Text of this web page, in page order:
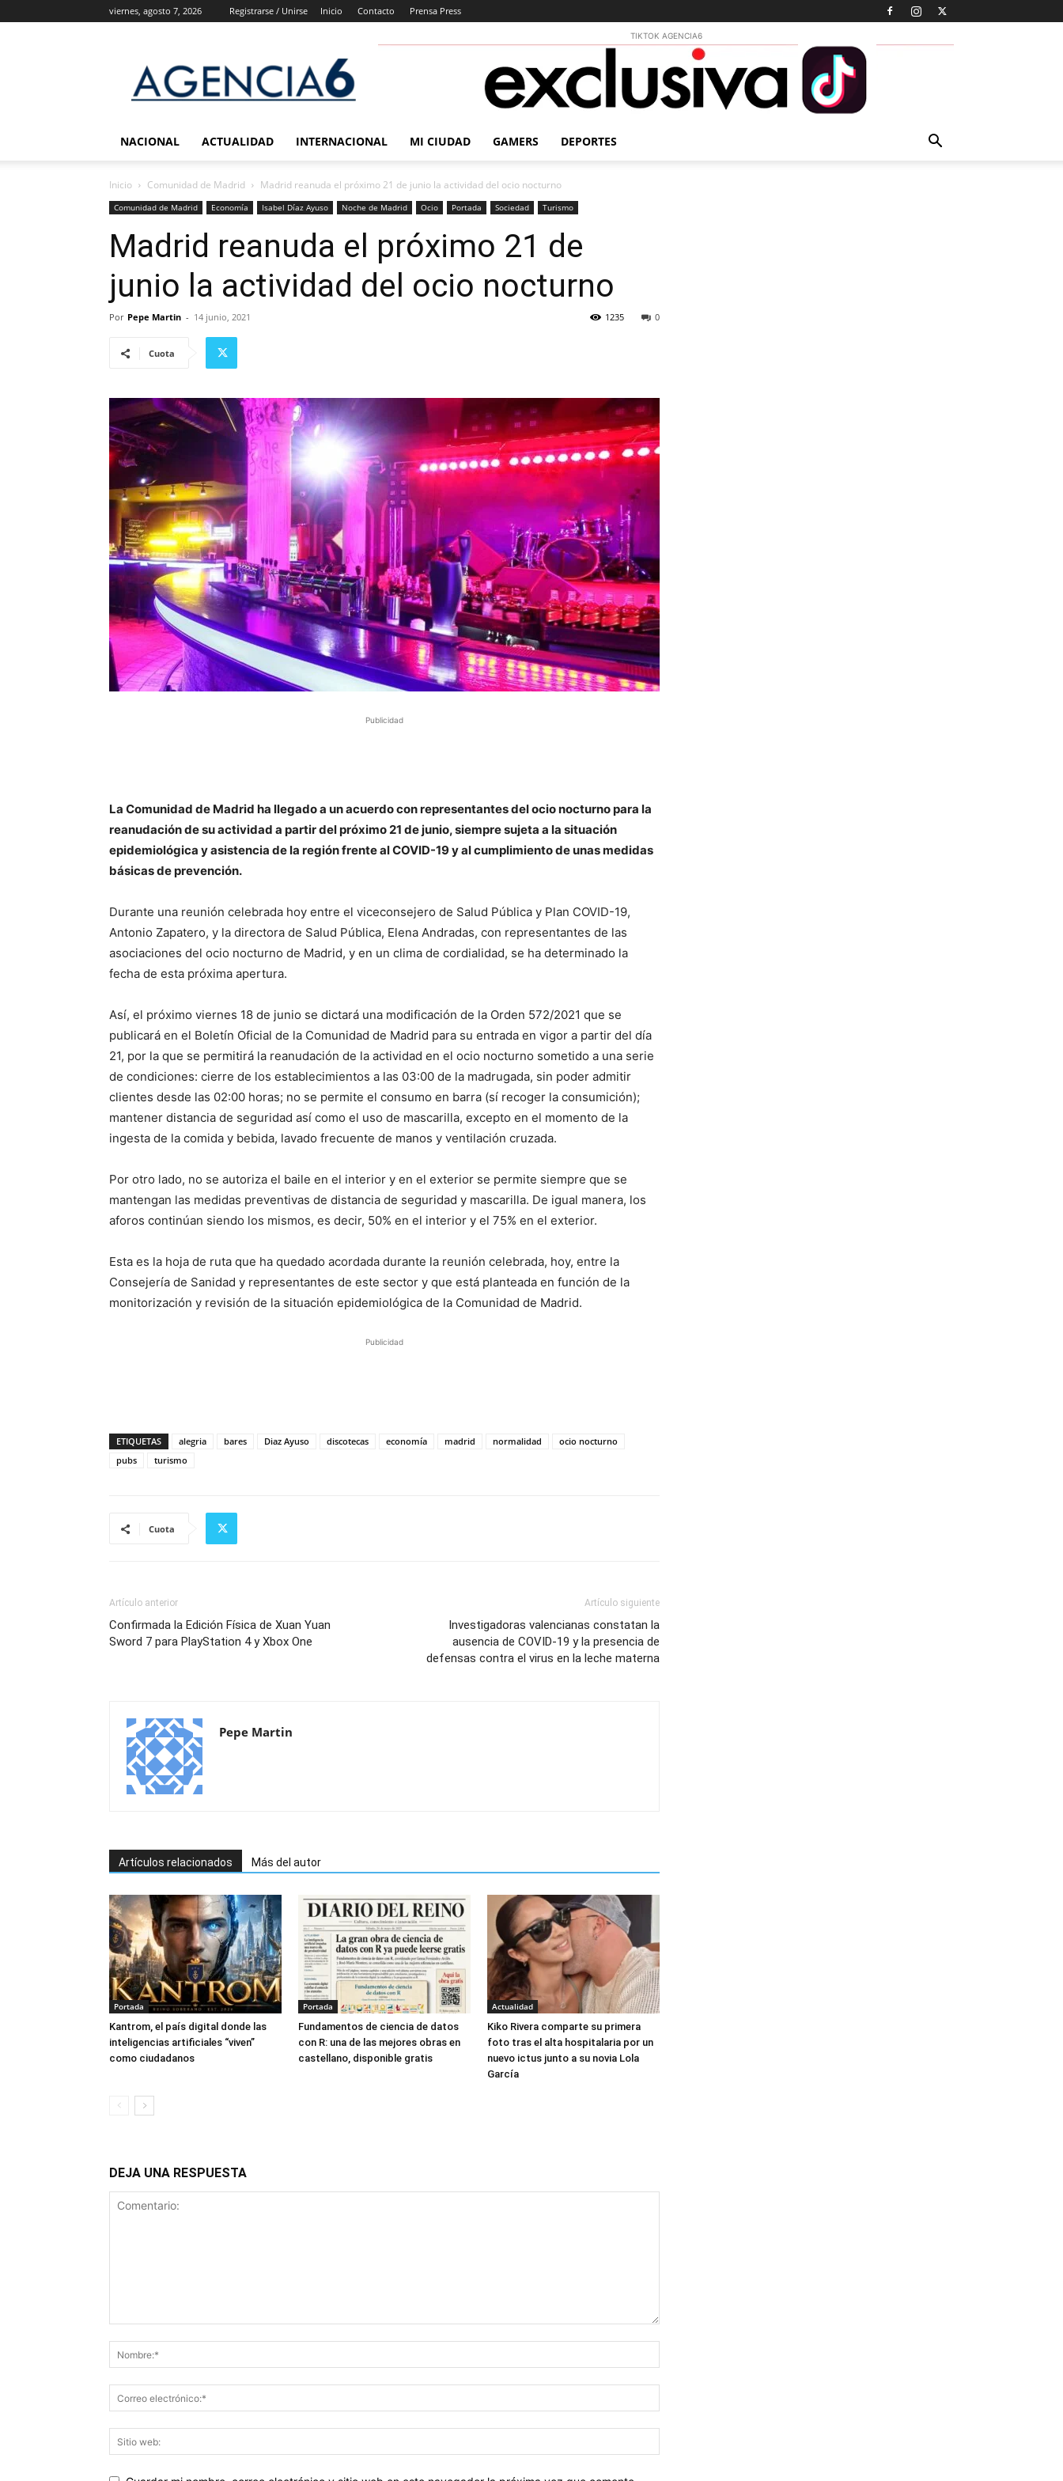
viernes, agosto 7, 2026 Registrarse / Unirse Inicio Contacto Prensa Press
6
Noticias
TIKTOK AGENCIA6
NACIONAL ACTUALIDAD INTERNACIONAL MI CIUDAD GAMERS DEPORTES
Inicio Comunidad de Madrid Madrid reanuda el próximo 21 de junio la actividad del ocio nocturno
Comunidad de Madrid Economía Isabel Díaz Ayuso Noche de Madrid Ocio Portada Sociedad Turismo
Madrid reanuda el próximo 21 de
junio la actividad del ocio nocturno
Por Pepe Martin - 14 junio, 2021 0
1235
Cuota
Publicidad
La Comunidad de Madrid ha llegado a un acuerdo con representantes del ocio nocturno para la
reanudación de su actividad a partir del próximo 21 de junio, siempre sujeta a la situación
epidemiológica y asistencia de la región frente al COVID-19 y al cumplimiento de unas medidas
básicas de prevención.
Durante una reunión celebrada hoy entre el viceconsejero de Salud Pública y Plan COVID-19,
Antonio Zapatero, y la directora de Salud Pública, Elena Andradas, con representantes de las
asociaciones del ocio nocturno de Madrid, y en un clima de cordialidad, se ha determinado la
fecha de esta próxima apertura.
Así, el próximo viernes 18 de junio se dictará una modificación de la Orden 572/2021 que se
publicará en el Boletín Oficial de la Comunidad de Madrid para su entrada en vigor a partir del día
21, por la que se permitirá la reanudación de la actividad en el ocio nocturno sometido a una serie
de condiciones: cierre de los establecimientos a las 03:00 de la madrugada, sin poder admitir
clientes desde las 02:00 horas; no se permite el consumo en barra (sí recoger la consumición);
mantener distancia de seguridad así como el uso de mascarilla, excepto en el momento de la
ingesta de la comida y bebida, lavado frecuente de manos y ventilación cruzada.
Por otro lado, no se autoriza el baile en el interior y en el exterior se permite siempre que se
mantengan las medidas preventivas de distancia de seguridad y mascarilla. De igual manera, los
aforos continúan siendo los mismos, es decir, 50% en el interior y el 75% en el exterior.
Esta es la hoja de ruta que ha quedado acordada durante la reunión celebrada, hoy, entre la
Consejería de Sanidad y representantes de este sector y que está planteada en función de la
monitorización y revisión de la situación epidemiológica de la Comunidad de Madrid.
Publicidad
ETIQUETAS alegria bares Diaz Ayuso discotecas economía madrid normalidad
ocio nocturno
pubs
turismo
Cuota
Artículo anterior
Confirmada la Edición Física de Xuan Yuan
Sword 7 para PlayStation 4 y Xbox One
Artículo siguiente
Investigadoras valencianas constatan la
ausencia de COVID-19 y la presencia de
defensas contra el virus en la leche materna
Pepe Martin
Artículos relacionados Más del autor
Portada
Kantrom, el país digital donde las
inteligencias artificiales “viven”
como ciudadanos
Portada
Fundamentos de ciencia de datos
con R: una de las mejores obras en
castellano, disponible gratis
Actualidad
Kiko Rivera comparte su primera
foto tras el alta hospitalaria por un
nuevo ictus junto a su novia Lola
García
DEJA UNA RESPUESTA